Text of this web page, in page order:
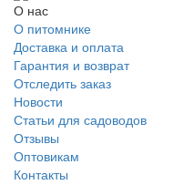
О нас
О питомнике
Доставка и оплата
Гарантия и возврат
Отследить заказ
Новости
Статьи для садоводов
Отзывы
Оптовикам
Контакты